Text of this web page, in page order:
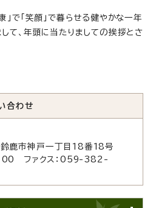
で「笑顔」で暮らせる健やかな一年
て、年頭に当たりましての挨拶とさ
合わせ
市神戸一丁目18番18号
ファクス：059-382-